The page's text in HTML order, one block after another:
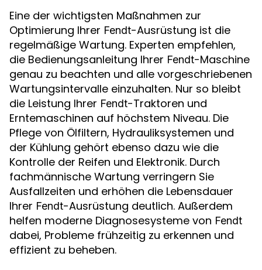
Eine der wichtigsten Maßnahmen zur
Optimierung Ihrer Fendt-Ausrüstung ist die
regelmäßige Wartung. Experten empfehlen,
die Bedienungsanleitung Ihrer Fendt-Maschine
genau zu beachten und alle vorgeschriebenen
Wartungsintervalle einzuhalten. Nur so bleibt
die Leistung Ihrer Fendt-Traktoren und
Erntemaschinen auf höchstem Niveau. Die
Pflege von Ölfiltern, Hydrauliksystemen und
der Kühlung gehört ebenso dazu wie die
Kontrolle der Reifen und Elektronik. Durch
fachmännische Wartung verringern Sie
Ausfallzeiten und erhöhen die Lebensdauer
Ihrer Fendt-Ausrüstung deutlich. Außerdem
helfen moderne Diagnosesysteme von Fendt
dabei, Probleme frühzeitig zu erkennen und
effizient zu beheben.